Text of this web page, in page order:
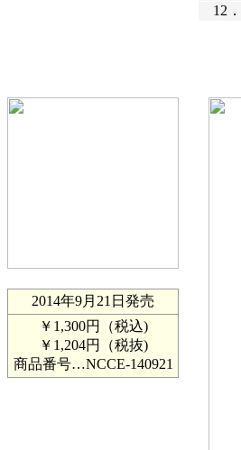
12．
2014年9月21日発売
￥1,300円（税込)
￥1,204円（税抜)
商品番号…NCCE-140921